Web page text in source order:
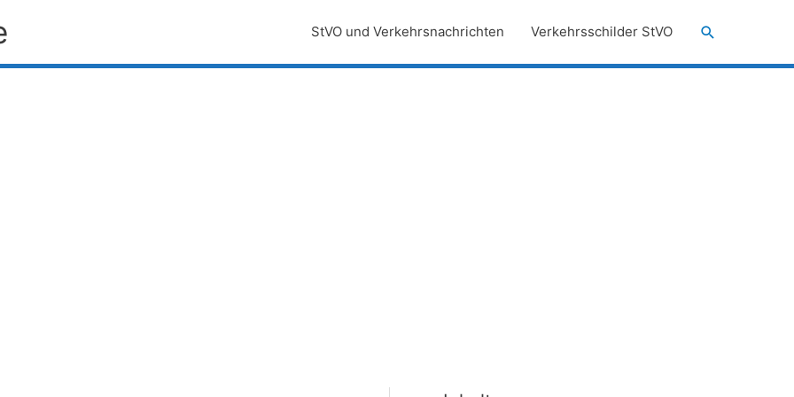
StVO und Verkehrsnachrichten Verkehrsschilder StVO Suchen